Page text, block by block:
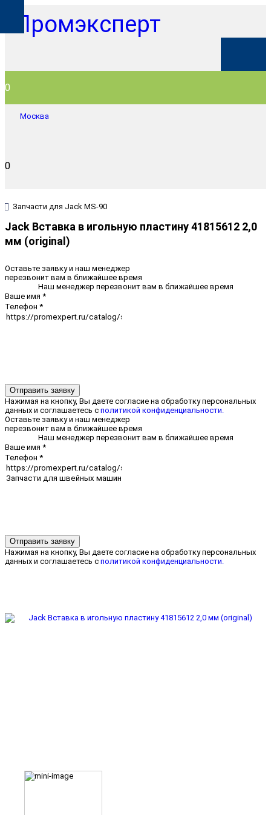
0
Москва
0
Запчасти для Jack MS-90
Jack Вставка в игольную пластину 41815612 2,0
мм (original)
Оставьте заявку и наш менеджер
перезвонит вам в ближайшее время
Наш менеджер перезвонит вам в ближайшее время
Ваше имя *
Телефон *
Отправить заявку
Нажимая на кнопку, Вы даете согласие на обработку персональных
данных и соглашаетесь с политикой конфиденциальности.
Оставьте заявку и наш менеджер
перезвонит вам в ближайшее время
Наш менеджер перезвонит вам в ближайшее время
Ваше имя *
Телефон *
Отправить заявку
Нажимая на кнопку, Вы даете согласие на обработку персональных
данных и соглашаетесь с политикой конфиденциальности.